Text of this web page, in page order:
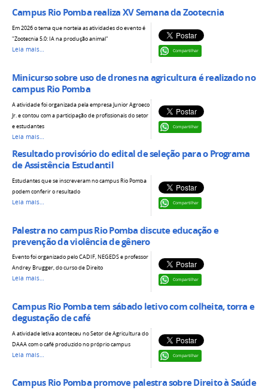
Campus Rio Pomba realiza XV Semana da Zootecnia
Compartilhar
Em 2026 o tema que norteia as atividades do evento é
"Zootecnia 5.0: IA na produção animal"
Leia mais…
Minicurso sobre uso de drones na agricultura é realizado no
campus Rio Pomba
Compartilhar
A atividade foi organizada pela empresa Junior Agroeco
Jr. e contou com a participação de profissionais do setor
e estudantes
Leia mais…
Resultado provisório do edital de seleção para o Programa
de Assistência Estudantil
Compartilhar
Estudantes que se inscreveram no campus Rio Pomba
podem conferir o resultado
Leia mais…
Palestra no campus Rio Pomba discute educação e
prevenção da violência de gênero
Compartilhar
Evento foi organizado pelo CADIF, NEGEDS e professor
Andrey Brugger, do curso de Direito
Leia mais…
Campus Rio Pomba tem sábado letivo com colheita, torra e
degustação de café
Compartilhar
A atividade letiva aconteceu no Setor de Agricultura do
DAAA com o café produzido no próprio campus
Leia mais…
Campus Rio Pomba promove palestra sobre Direito à Saúde